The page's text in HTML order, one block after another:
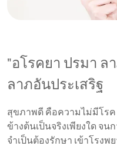
"อโรคยา ปรมา ล
ลาภอันประเสริฐ
สุขภาพดี คือความไม่มีโรค
ข้างต้นเป็นจริงเพียงใด จ
จำเป็นต้องรักษา เข้าโรงพ